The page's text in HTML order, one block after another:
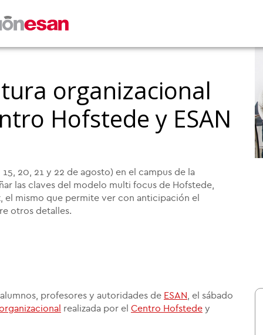
organizacional
Hofstede y ESAN
20, 21 y 22 de agosto) en el campus de la
las claves del modelo multi focus de Hofstede,
el mismo que permite ver con anticipación el
otros detalles.
profesores y autoridades de ESAN
, el sábado
realizada por el Centro Hofstede y